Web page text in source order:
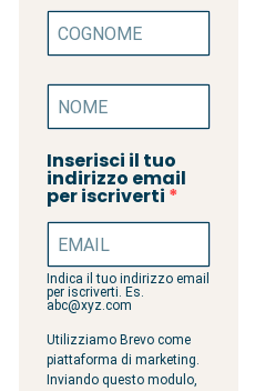
Inserisci il tuo
indirizzo email
per iscriverti
Indica il tuo indirizzo email
per iscriverti. Es.
abc@xyz.com
Utilizziamo Brevo come
piattaforma di marketing.
Inviando questo modulo,